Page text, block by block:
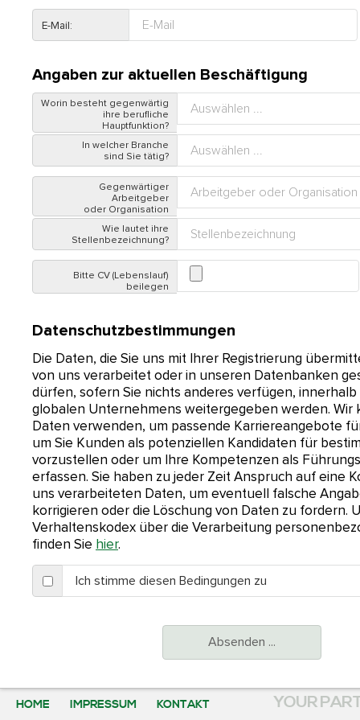
E-Mail:
Angaben zur aktuellen Beschäftigung
Worin besteht gegenwärtig
ihre berufliche
Hauptfunktion?
In welcher Branche
sind Sie tätig?
Gegenwärtiger
Arbeitgeber
oder Organisation
Wie lautet ihre
Stellenbezeichnung?
Bitte CV (Lebenslauf)
beilegen
Datenschutzbestimmungen
Die Daten, die Sie uns mit Ihrer Registrierung
von uns verarbeitet oder in unseren Datenbanken
dürfen, sofern Sie nichts anderes verfügen,
globalen Unternehmens weitergegeben werden. Wir
Daten verwenden, um passende Karriereangebote
um Sie Kunden als potenziellen Kandidaten für
vorzustellen oder um Ihre Kompetenzen als
erfassen. Sie haben zu jeder Zeit Anspruch auf eine
uns verarbeiteten Daten, um eventuell falsche
korrigieren oder die Löschung von Daten zu fordern.
Verhaltenskodex über die Verarbeitung
finden Sie hier.
Ich stimme diesen Bedingungen zu
Absenden ...
HOME IMPRESSUM KONTAKT YOUR